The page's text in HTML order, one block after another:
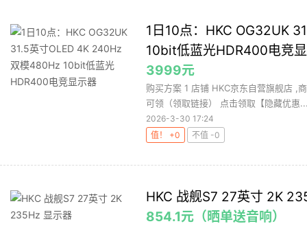
1日10点：HKC OG32UK
10bit低蓝光HDR400电竞
3999元
购买方案 1 店铺 HKC京东自营旗舰店
可领（领取链接） 点击领取【隐藏优惠
2026-3-30 17:24
值！ +0
不值 -0
HKC 战舰S7 27英寸 2K
854.1元（晒单送音响）